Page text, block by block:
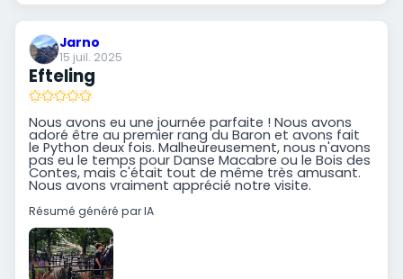
Jarno
15 juil. 2025
Efteling
Nous avons eu une journée parfaite ! Nous avons
adoré être au premier rang du Baron et avons fait
le Python deux fois. Malheureusement, nous n'avons
pas eu le temps pour Danse Macabre ou le Bois des
Contes, mais c'était tout de même très amusant.
Nous avons vraiment apprécié notre visite.
Résumé généré par IA